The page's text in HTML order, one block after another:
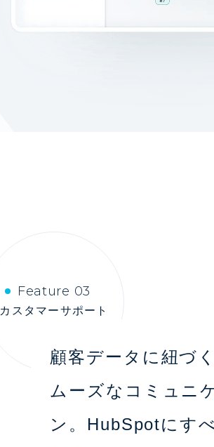
Feature 03
カスタマーサポート
顧客データに紐づ
ムーズなコミュニ
ン。HubSpotにす